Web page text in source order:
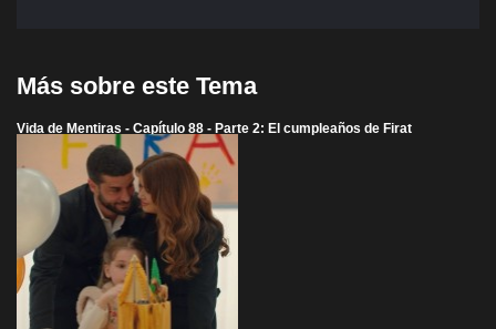
Más sobre este Tema
Vida de Mentiras - Capítulo 88 - Parte 2: El cumpleaños de Firat